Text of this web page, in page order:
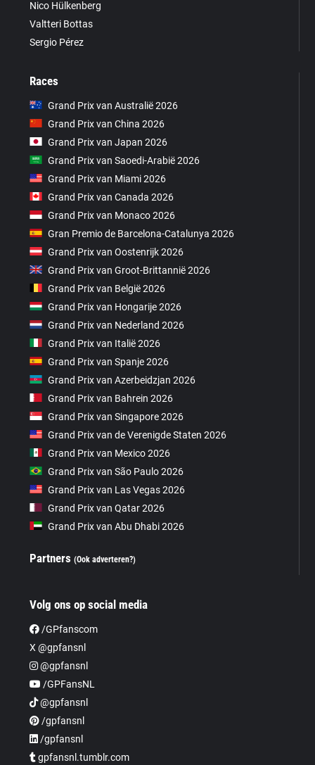
Nico Hülkenberg
Valtteri Bottas
Sergio Pérez
Races
Grand Prix van Australië 2026
Grand Prix van China 2026
Grand Prix van Japan 2026
Grand Prix van Saoedi-Arabië 2026
Grand Prix van Miami 2026
Grand Prix van Canada 2026
Grand Prix van Monaco 2026
Gran Premio de Barcelona-Catalunya 2026
Grand Prix van Oostenrijk 2026
Grand Prix van Groot-Brittannië 2026
Grand Prix van België 2026
Grand Prix van Hongarije 2026
Grand Prix van Nederland 2026
Grand Prix van Italië 2026
Grand Prix van Spanje 2026
Grand Prix van Azerbeidzjan 2026
Grand Prix van Bahrein 2026
Grand Prix van Singapore 2026
Grand Prix van de Verenigde Staten 2026
Grand Prix van Mexico 2026
Grand Prix van São Paulo 2026
Grand Prix van Las Vegas 2026
Grand Prix van Qatar 2026
Grand Prix van Abu Dhabi 2026
Partners(Ook adverteren?)
Volg ons op social media
/GPfanscom
X @gpfansnl
@gpfansnl
/GPFansNL
@gpfansnl
/gpfansnl
/gpfansnl
gpfansnl.tumblr.com